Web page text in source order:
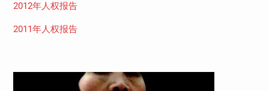
2012年人权报告
2011年人权报告